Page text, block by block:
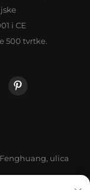
i CE
500 tvrtke.
ulica